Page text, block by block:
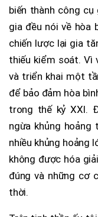
biến thành công
gia đều nói về hòa
chiến lược lại gia
thiếu kiểm soát. Vì
và triển khai một
để bảo đảm hòa
trong thế kỷ XXI.
ngừa khủng
nhiều khủng hoảng
không được hóa
đúng và những cơ
thời.